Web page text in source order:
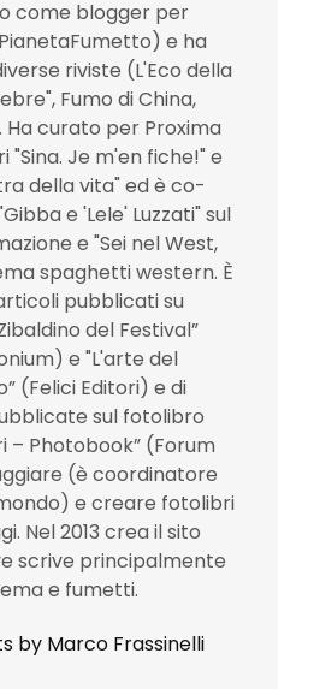
come blogger per
e ha
riviste (L'Eco della
Fumo di China,
Ha curato per Proxima
"Sina. Je m'en fiche!" e
della vita" ed è co-
e 'Lele' Luzzati" sul
e "Sei nel West,
spaghetti western. È
pubblicati su
del Festival”
e "L'arte del
(Felici Editori) e di
sul fotolibro
– Photobook” (Forum
(è coordinatore
e creare fotolibri
Nel 2013 crea il sito
scrive principalmente
e fumetti.
by Marco Frassinelli